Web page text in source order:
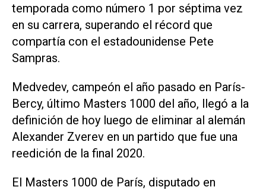
temporada como número 1 por séptima vez
en su carrera, superando el récord que
compartía con el estadounidense Pete
Sampras.
Medvedev, campeón el año pasado en París-
Bercy, último Masters 1000 del año, llegó a la
definición de hoy luego de eliminar al alemán
Alexander Zverev en un partido que fue una
reedición de la final 2020.
El Masters 1000 de París, disputado en